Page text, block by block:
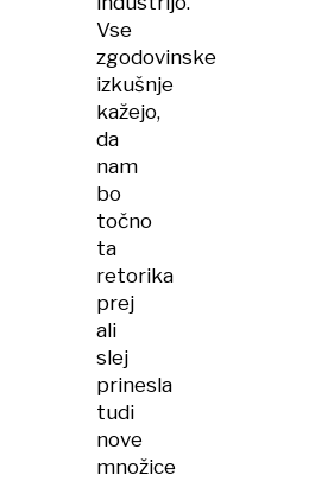
Vse
zgodovinske
izkušnje
kažejo,
da
nam
bo
točno
ta
retorika
prej
ali
slej
prinesla
tudi
nove
množice